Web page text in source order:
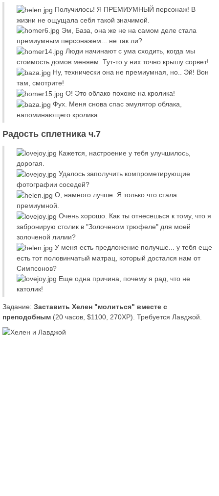
Получилось! Я ПРЕМИУМНЫЙ персонаж! В
жизни не ощущала себя такой значимой.
Эм, База, она же не на самом деле стала
премиумным персонажем... не так ли?
Люди начинают с ума сходить, когда мы
стоимость домов меняем. Тут-то у них точно крышу сорвет!
Ну, технически она не премиумная, но.. Эй! Вон
там, смотрите!
О! Это облако похоже на кролика!
Фух. Меня снова спас эмулятор облака,
напоминающего кролика.
Радость сплетника ч.7
Кажется, настроение у тебя улучшилось,
дорогая.
Удалось заполучить компрометирующие
фотографии соседей?
О, намного лучше. Я только что стала
премиумной.
Очень хорошо. Как ты отнесешься к тому, что я
забронирую столик в "Золоченом трюфеле" для моей
золоченой лилии?
У меня есть предложение получше... у тебя еще
есть тот половинчатый матрац, который достался нам от
Симпсонов?
Еще одна причина, почему я рад, что не
католик!
Задание: Заставить Хелен "молиться" вместе с
преподобным (20 часов, $1100, 270XP). Требуется Лавджой.